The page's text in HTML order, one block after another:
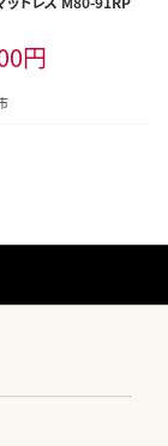
円